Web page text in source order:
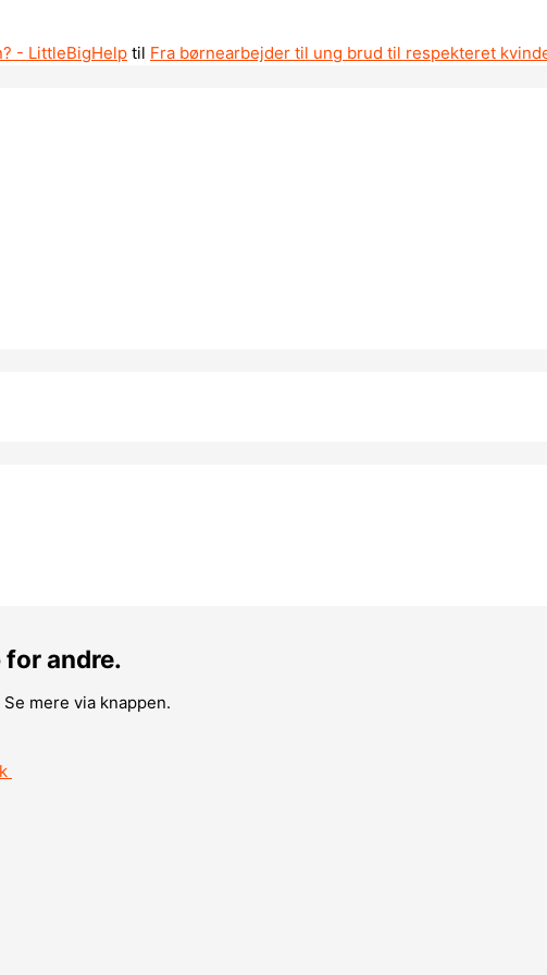
- LittleBigHelp til Fra børnearbejder til ung brud til respekteret
andre.
mere via knappen.